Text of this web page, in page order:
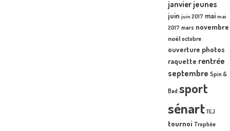
janvier jeunes
juin juin 2017 mai mai
2017 mars novembre
noël octobre
ouverture photos
raquette rentrée
septembre Spin &
Bad sport
sénart TEJ
tournoi Trophée